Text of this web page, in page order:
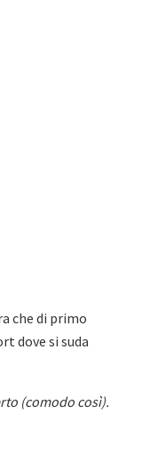
che di primo
dove si suda
(comodo così).